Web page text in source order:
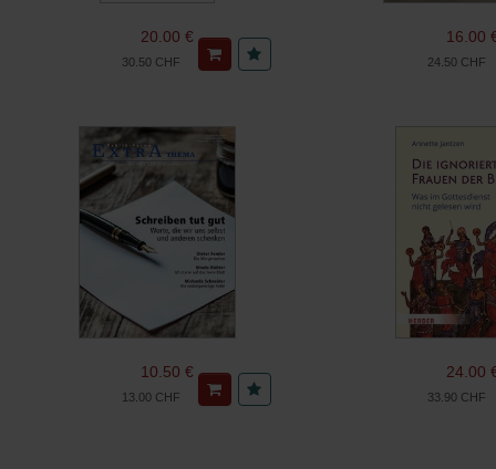
20.00 €
30.50 CHF
16.00
24.50 CHF
10.50 €
13.00 CHF
24.00
33.90 CHF